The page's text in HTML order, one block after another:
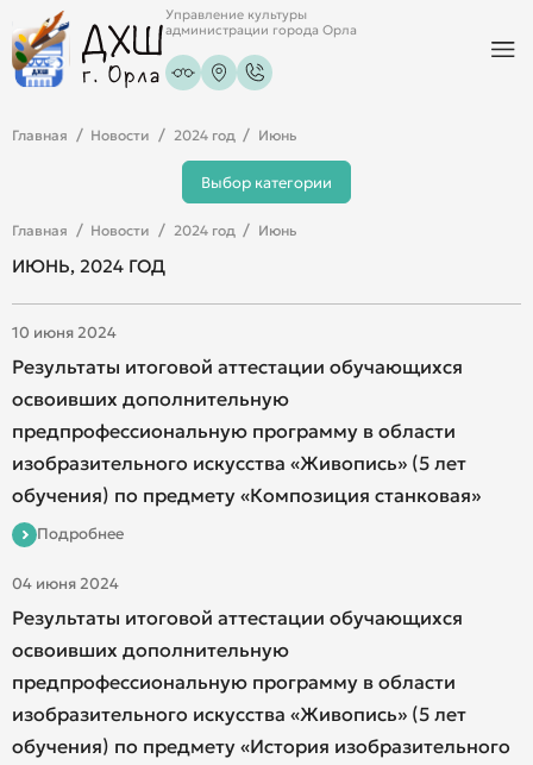
Управление культуры
администрации города Орла
Главная Новости 2024 год Июнь
Выбор категории
Главная Новости 2024 год Июнь
ИЮНЬ, 2024 ГОД
10 июня 2024
Результаты итоговой аттестации обучающихся
освоивших дополнительную
предпрофессиональную программу в области
изобразительного искусства «Живопись» (5 лет
обучения) по предмету «Композиция станковая»
Подробнее
04 июня 2024
Результаты итоговой аттестации обучающихся
освоивших дополнительную
предпрофессиональную программу в области
изобразительного искусства «Живопись» (5 лет
обучения) по предмету «История изобразительного